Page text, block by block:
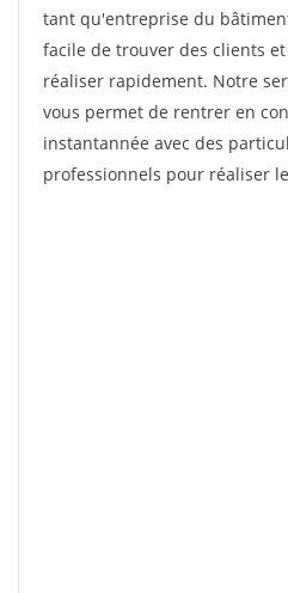
tant qu'entreprise du
facile de trouver des clients
réaliser rapidement. Notre
vous permet de rentrer en
instantannée avec des
professionnels pour réaliser